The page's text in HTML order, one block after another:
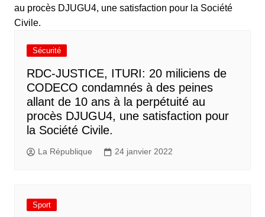
Sécurité
RDC-JUSTICE, ITURI: 20 miliciens de
CODECO condamnés à des peines
allant de 10 ans à la perpétuité au
procès DJUGU4, une satisfaction pour
la Société Civile.
La République 24 janvier 2022
Sport